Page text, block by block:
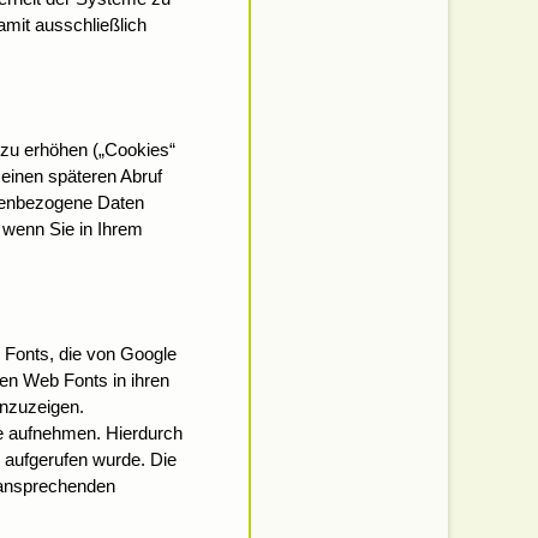
ausschließlich
erhöhen („Cookies“
späteren Abruf
Daten
Sie in Ihrem
die von Google
Web Fonts in ihren
Hierdurch
wurde. Die